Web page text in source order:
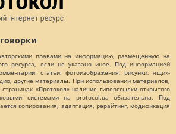
правами на информацию, размещенную на
ресурса, если не указано иное. Под информацией
статьи, фотоизображения, рисунки, ящик-
другие материалы. При использовании материалов,
«Протокол» наличие гиперссылки открытого
системами на protocol.ua обязательна. Под
копирования, адаптация, рерайтинг, модификация